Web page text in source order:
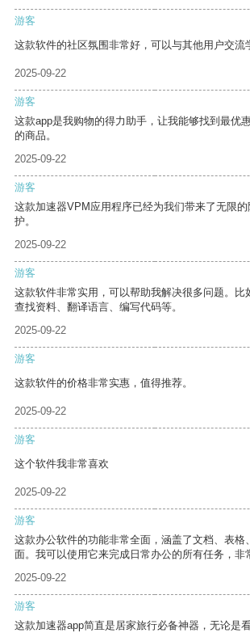
游客
这款软件的社区氛围非常好，可以与其他用户交流
2025-09-22
游客
这款app是我购物的得力助手，让我能够找到最优
的商品。
2025-09-22
游客
这款加速器VPM应用程序已经为我们带来了无限
护。
2025-09-22
游客
这款软件非常实用，可以帮助我解决很多问题。比
查找资料、翻译语言、编写代码等。
2025-09-22
游客
这款软件的价格非常实惠，值得推荐。
2025-09-22
游客
这个软件我非常喜欢
2025-09-22
游客
这款办公软件的功能非常全面，涵盖了文档、表格
面。我可以使用它来完成日常办公的所有任务，非
2025-09-22
游客
这款加速器app简直是居家旅行必备神器，无论是